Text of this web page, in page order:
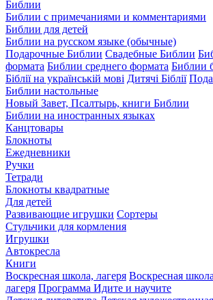
Библии
Библии с примечаниями и комментариями
Библии для детей
Библии на русском языке (обычные)
Подарочные Библии Свадебные Библии
формата Библии среднего формата Библии
Біблії на українській мові Дитячі Біблії
Библии настольные
Новый Завет, Псалтырь, книги Библии
Библии на иностранных языках
Канцтовары
Блокноты
Ежедневники
Ручки
Тетради
Блокноты квадратные
Для детей
Развивающие игрушки Сортеры
Стульчики для кормления
Игрушки
Автокресла
Книги
Воскресная школа, лагеря Воскресная школа
лагеря Программа Идите и научите